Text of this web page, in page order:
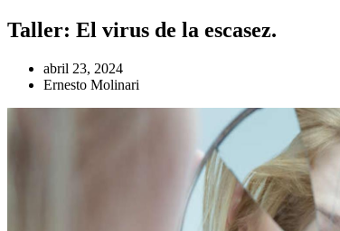
Taller: El virus de la escasez.
abril 23, 2024
Ernesto Molinari